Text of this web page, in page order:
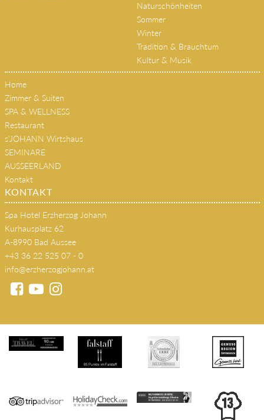
Naturschönheiten
Sommer
Winter
Tradition & Brauchtum
Kultur & Musik
Home
Zimmer & Suiten
SPA & WELLNESS
Restaurant
s'JOHANN Wirtshaus
SEMINARE
AUSSEERLAND
Kontakt
KONTAKT
Spa Hotel Erzherzog Johann
Kurhausplatz 62
A-8990 Bad Aussee
+43 36 22 525 07 - 0
info@erzherzogjohann.at